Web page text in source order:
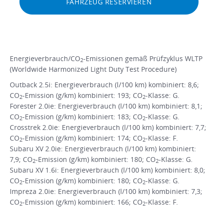
Energieverbrauch/CO2-Emissionen gemäß Prüfzyklus WLTP
(Worldwide Harmonized Light Duty Test Procedure)
Outback 2.5i: Energieverbrauch (l/100 km) kombiniert: 8,6;
CO2-Emission (g/km) kombiniert: 193; CO2-Klasse: G.
Forester 2.0ie: Energieverbrauch (l/100 km) kombiniert: 8,1;
CO2-Emission (g/km) kombiniert: 183; CO2-Klasse: G.
Crosstrek 2.0ie: Energieverbrauch (l/100 km) kombiniert: 7,7;
CO2-Emission (g/km) kombiniert: 174; CO2-Klasse: F.
Subaru XV 2.0ie: Energieverbrauch (l/100 km) kombiniert:
7,9; CO2-Emission (g/km) kombiniert: 180; CO2-Klasse: G.
Subaru XV 1.6i: Energieverbrauch (l/100 km) kombiniert: 8,0;
CO2-Emission (g/km) kombiniert: 180; CO2-Klasse: G.
Impreza 2.0ie: Energieverbrauch (l/100 km) kombiniert: 7,3;
CO2-Emission (g/km) kombiniert: 166; CO2-Klasse: F.